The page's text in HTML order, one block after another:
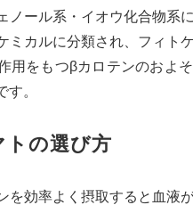
ノール系・イオウ化合物系
ミカルに分類され、フィト
用をもつβカロテンのおよ
。
トの選び方
を効率よく摂取すると血液